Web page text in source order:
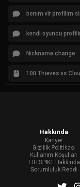
benim vlr profilim
kendi oyuncu
Nickname change
100 Thieves vs
Hakkında
Kariyer
Gizlilik Politikası
Kullanım Koşulları
THESPIKE Hakkında
Sorumluluk Reddi